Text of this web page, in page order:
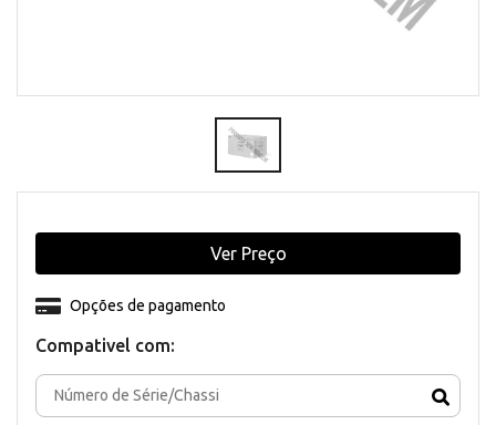
Compativel com:
Opções de pagamento
Ver Preço